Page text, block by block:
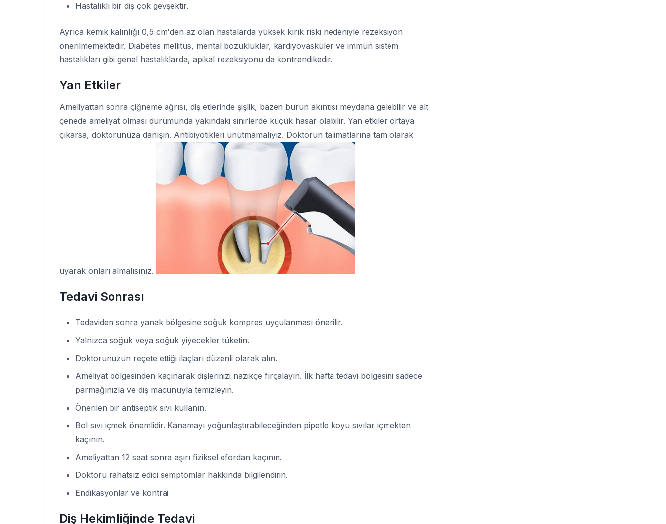
Hastalıklı bir diş çok gevşektir.
Ayrıca kemik kalınlığı 0,5 cm'den az olan hastalarda yüksek kırık riski nedeniyle rezeksiyon
önerilmemektedir. Diabetes mellitus, mental bozukluklar, kardiyovasküler ve immün sistem
hastalıkları gibi genel hastalıklarda, apikal rezeksiyonu da kontrendikedir.
Yan Etkiler
Ameliyattan sonra çiğneme ağrısı, diş etlerinde şişlik, bazen burun akıntısı meydana gelebilir ve alt
çenede ameliyat olması durumunda yakındaki sinirlerde küçük hasar olabilir. Yan etkiler ortaya
çıkarsa, doktorunuza danışın. Antibiyotikleri unutmamalıyız. Doktorun talimatlarına tam olarak
uyarak onları almalısınız.
Tedavi Sonrası
Tedaviden sonra yanak bölgesine soğuk kompres uygulanması önerilir.
Yalnızca soğuk veya soğuk yiyecekler tüketin.
Doktorunuzun reçete ettiği ilaçları düzenli olarak alın.
Ameliyat bölgesinden kaçınarak dişlerinizi nazikçe fırçalayın. İlk hafta tedavi bölgesini sadece
parmağınızla ve diş macunuyla temizleyin.
Önerilen bir antiseptik sıvı kullanın.
Bol sıvı içmek önemlidir. Kanamayı yoğunlaştırabileceğinden pipetle koyu sıvılar içmekten
kaçının.
Ameliyattan 12 saat sonra aşırı fiziksel efordan kaçının.
Doktoru rahatsız edici semptomlar hakkında bilgilendirin.
Endikasyonlar ve kontrai
Diş Hekimliğinde Tedavi